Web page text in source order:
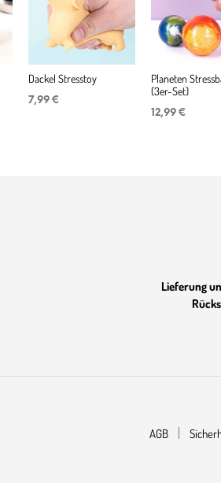
Dackel Stresstoy
7,99 €
Planeten
(3er-Set)
12,99 €
Lieferung
AGB